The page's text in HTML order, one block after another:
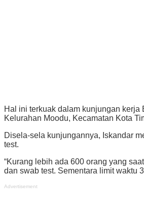
Hal ini terkuak dalam kunjungan kerja
Kelurahan Moodu, Kecamatan Kota
Disela-sela kunjungannya, Iskandar
test.
“Kurang lebih ada 600 orang yang
dan swab test. Sementara limit waktu
Advertisement